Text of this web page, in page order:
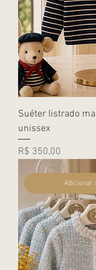
Suéter listrado
unissex
Preço
R$ 350,00
Adicionar